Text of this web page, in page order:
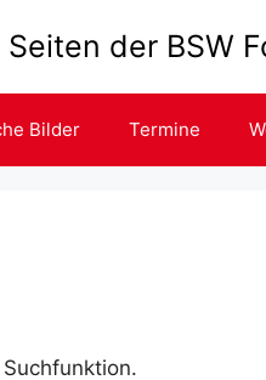
der BSW
Bilder Termine